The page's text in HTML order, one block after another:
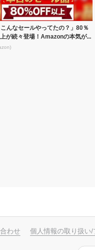
こんなセールやってたの？」80％
が続々登場！Amazonの本気が...
わせ 個人情報の取り扱い